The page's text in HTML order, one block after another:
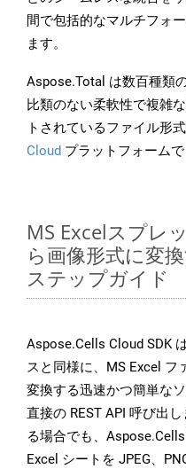
間で包括的なマルチフォ
ます。
Aspose.Total は数百種類
比類のない柔軟性で複雑
トされているファイル形
Cloud プラットフォームで
MS Excelスプレ
ら画像形式に変
ステップガイド
Aspose.Cells Cloud SDK
スと同様に、MS Excel フ
変換する迅速かつ簡単な
直接の REST API 呼び出
る場合でも、
Excel シートを JPEG、